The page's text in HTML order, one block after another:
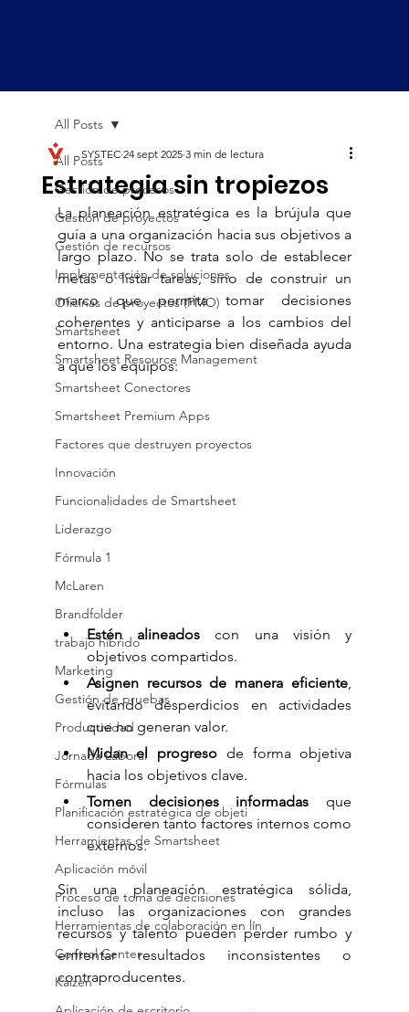
All Posts
Gestión de procesos
Gestión de proyectos
Gestión de recursos
Implementación de soluciones
Oficinas de proyectos (PMO)
Smartsheet
Smartsheet Resource Management
Smartsheet Conectores
Smartsheet Premium Apps
Factores que destruyen proyectos
Innovación
Funcionalidades de Smartsheet
Liderazgo
Fórmula 1
McLaren
Brandfolder
trabajo híbrido
Marketing
Gestión de pruebas
Productividad
Jornada Laboral
Fórmulas
Planificación estratégica de objeti
Herramientas de Smartsheet
Aplicación móvil
Proceso de toma de decisiones
Herramientas de colaboración en lín
Control Center
Kaizen
All Posts
Estrategia sin tropiezos
SYSTEC 24 sept 2025 3 min de lectura
La planeación estratégica es la brújula que
guía a una organización hacia sus objetivos a
largo plazo. No se trata solo de establecer
metas o listar tareas, sino de construir un
marco que permita tomar decisiones
coherentes y anticiparse a los cambios del
entorno. Una estrategia bien diseñada ayuda
a que los equipos:
Estén alineados con una visión y
objetivos compartidos.
Asignen recursos de manera eficiente
evitando desperdicios en actividades
que no generan valor.
Midan el progreso de forma objetiva
hacia los objetivos clave.
Tomen decisiones informadas que
consideren tanto factores internos como
externos.
Sin una planeación estratégica sólida,
incluso las organizaciones con grandes
recursos y talento pueden perder rumbo y
enfrentar resultados inconsistentes o
contraproducentes.